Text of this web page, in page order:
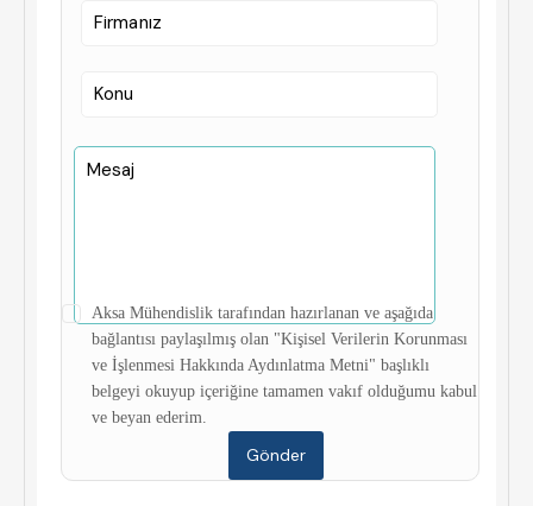
Aksa Mühendislik tarafından hazırlanan ve aşağıda
bağlantısı paylaşılmış olan "Kişisel Verilerin Korunması
ve İşlenmesi Hakkında Aydınlatma Metni" başlıklı
belgeyi okuyup içeriğine tamamen vakıf olduğumu kabul
ve beyan ederim.